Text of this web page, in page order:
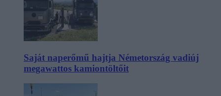
Saját naperőmű hajtja Németország vadiúj
megawattos kamiontöltőit